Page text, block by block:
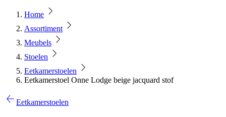
Home
Assortiment
Meubels
Stoelen
Eetkamerstoelen
Eetkamerstoel Onne Lodge beige jacquard stof
Eetkamerstoelen